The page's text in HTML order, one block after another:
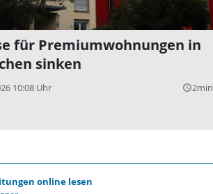
für Premiumwohnungen in
sinken
10:08 Uhr query_builder2min
online lesen